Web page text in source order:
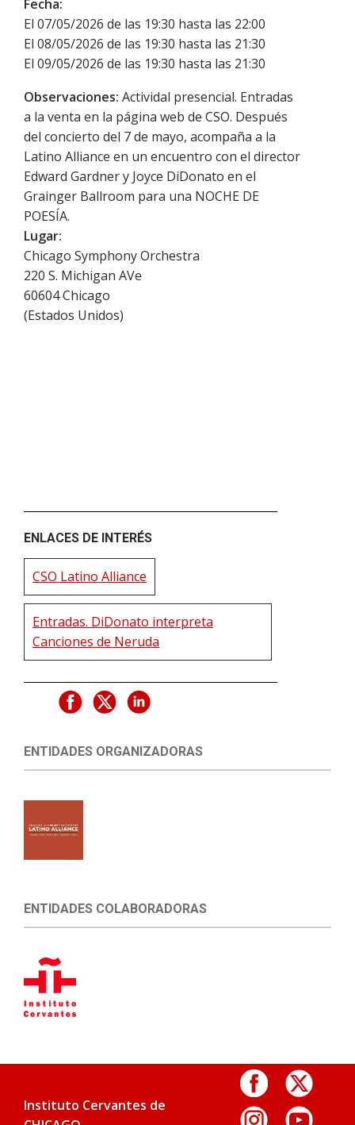
Fecha:
El 07/05/2026 de las 19:30 hasta las 22:00
El 08/05/2026 de las 19:30 hasta las 21:30
El 09/05/2026 de las 19:30 hasta las 21:30
Observaciones: Actividal presencial. Entradas
a la venta en la página web de CSO. Después
del concierto del 7 de mayo, acompaña a la
Latino Alliance en un encuentro con el director
Edward Gardner y Joyce DiDonato en el
Grainger Ballroom para una NOCHE DE
POESÍA.
Lugar:
Chicago Symphony Orchestra
220 S. Michigan AVe
60604Chicago
(Estados Unidos)
ENLACES DE INTERÉS
CSO Latino Alliance
Entradas. DiDonato interpreta
Canciones de Neruda
ENTIDADES ORGANIZADORAS
ENTIDADES COLABORADORAS
Instituto Cervantes de